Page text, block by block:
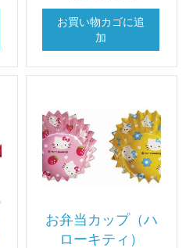
お買い物カゴに追
加
お弁当カップ（ハ
ローキティ）